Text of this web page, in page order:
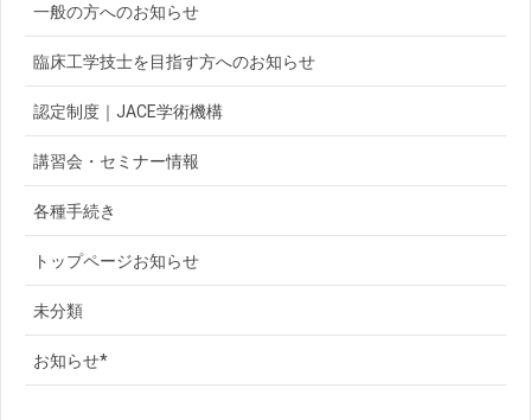
一般の方へのお知らせ
臨床工学技士を目指す方へのお知らせ
認定制度｜JACE学術機構
講習会・セミナー情報
各種手続き
トップページお知らせ
未分類
お知らせ*